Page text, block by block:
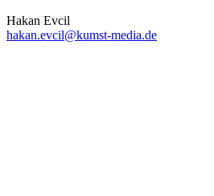
Hakan Evcil
hakan.evcil@kumst-media.de